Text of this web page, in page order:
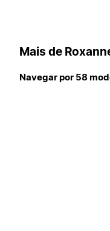
Mais de
Navegar por 58